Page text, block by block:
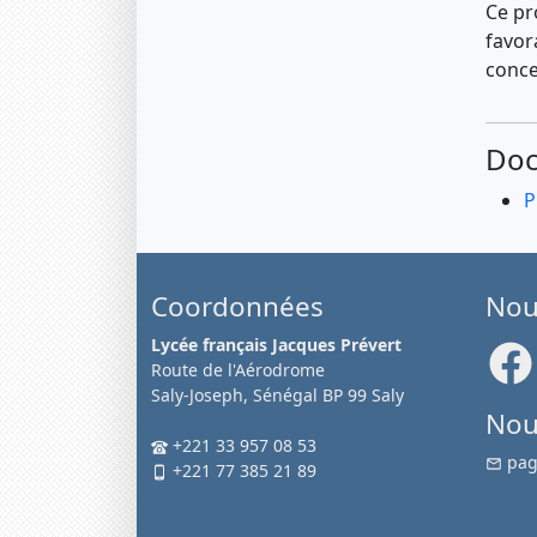
Ce
Coordonnées
Lycée français Jacques Prévert
Route de l'Aérodrome
Saly-Joseph, Sénégal BP 99 Saly
+221 33 957 08 53
+221 77 385 21 89